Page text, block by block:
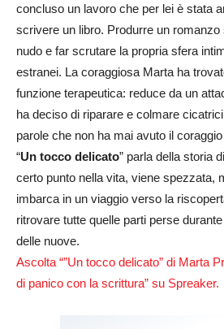
concluso un lavoro che per lei è stata
scrivere un libro. Produrre un
nudo e far scrutare la propria sfera
estranei. La coraggiosa Marta ha
funzione terapeutica: reduce da un
ha deciso di riparare e colmare
parole che non ha mai avuto il
“Un tocco delicato” parla della storia
certo punto nella vita, viene spezzata,
imbarca in un viaggio verso la
ritrovare tutte quelle parti perse
delle nuove.
Ascolta “”Un tocco delicato” di Marta
di panico con la scrittura” su Spreaker.